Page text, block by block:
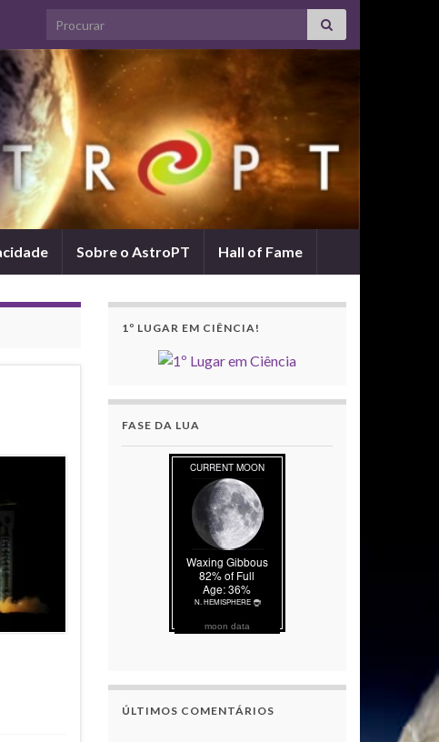
Search for:
Sobre o AstroPT Hall of Fame
1º LUGAR EM CIÊNCIA!
FASE DA LUA
moon data
ÚLTIMOS COMENTÁRIOS